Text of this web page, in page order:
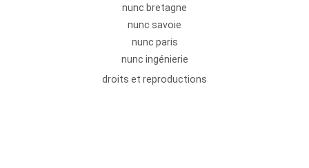
nunc bretagne
nunc savoie
nunc paris
nunc ingénierie
droits et reproductions